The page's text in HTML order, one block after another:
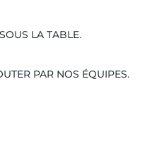
LA TABLE.
PAR NOS ÉQUIPES.